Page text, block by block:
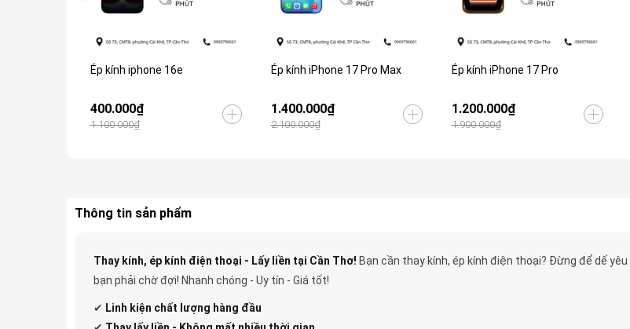
Ép kính iphone 16e
400.000₫
1.100.000₫
Ép kính iPhone 17 Pro Max
1.400.000₫
2.100.000₫
Ép kính iPhone 17 Pro
1.200.000₫
1.900.000₫
Thông tin sản phẩm
Thay kính, ép kính điện thoại - Lấy liền tại Cần Thơ! Bạn cần thay kính, ép kính điện thoại? Đừng để dế yêu
bạn phải chờ đợi! Nhanh chóng - Uy tín - Giá tốt!
✔ Linh kiện chất lượng hàng đầu